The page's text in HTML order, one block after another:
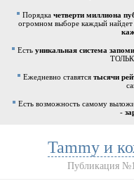
Порядка четверти миллиона
огромном выборе каждый найдет
Есть уникальная система
Ежедневно ставятся тысячи
Есть возможность самому
-
Tammy и
Публикация